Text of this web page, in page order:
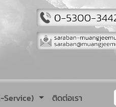
Service) ติดต่อเรา